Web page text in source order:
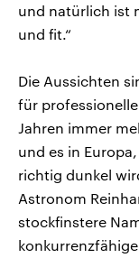
und natürlich ist
und fit.“
Die Aussichten
für
Jahren immer
und es in
richtig dunkel
Astronom
stockfinstere